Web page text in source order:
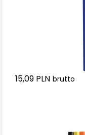
15,09 PLN brutto